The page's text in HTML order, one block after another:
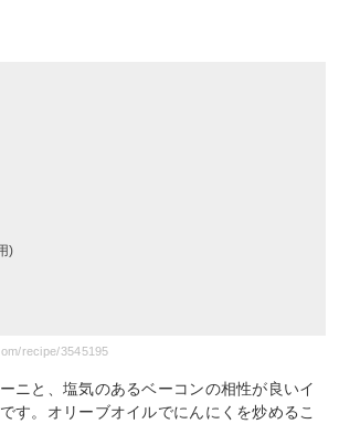
)
recipe/3545195
ニと、塩気のあるベーコンの相性が良いイ
す。オリーブオイルでにんにくを炒めるこ